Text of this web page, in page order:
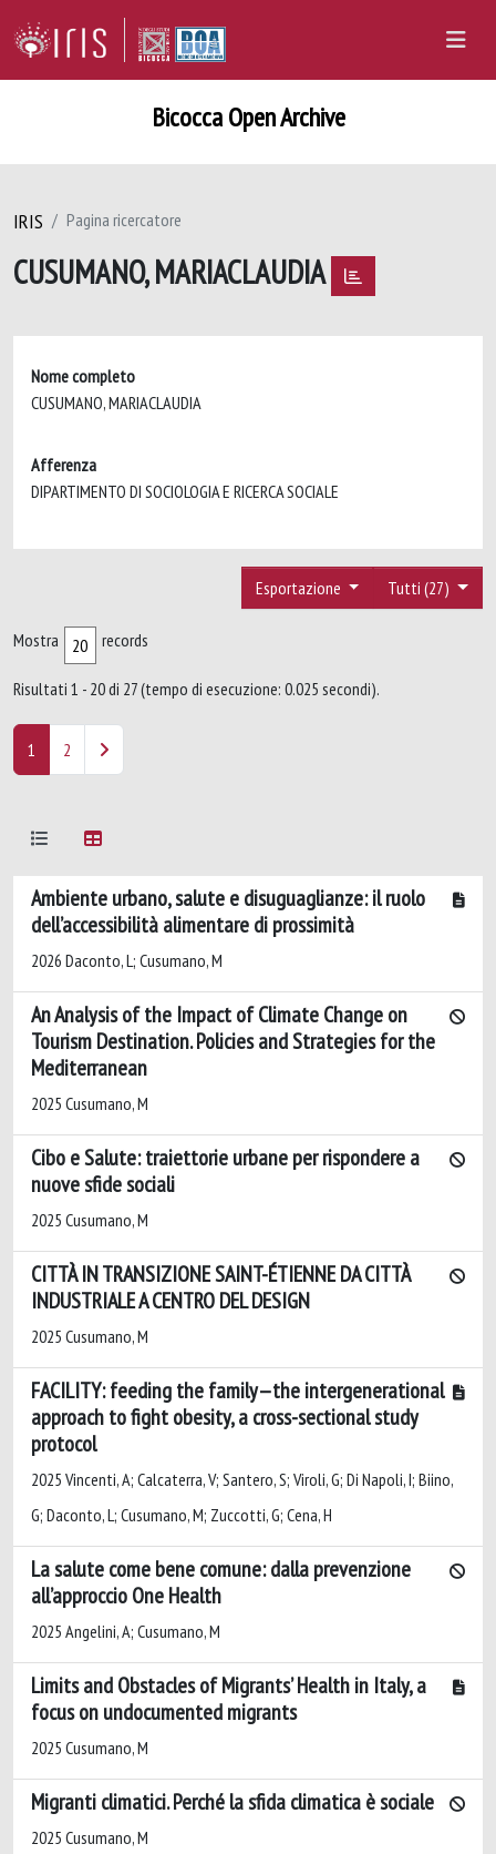
Bicocca Open Archive
IRIS Pagina ricercatore
CUSUMANO, MARIACLAUDIA
Nome completo
CUSUMANO, MARIACLAUDIA
Afferenza
DIPARTIMENTO DI SOCIOLOGIA E RICERCA SOCIALE
Tutti (27)
Esportazione
Mostra records
Risultati 1 - 20 di 27 (tempo di esecuzione: 0.025 secondi).
1 2
Ambiente urbano, salute e disuguaglianze: il ruolo
dell’accessibilità alimentare di prossimità
2026 Daconto, L; Cusumano, M
An Analysis of the Impact of Climate Change on
Tourism Destination. Policies and Strategies for the
Mediterranean
2025 Cusumano, M
Cibo e Salute: traiettorie urbane per rispondere a
nuove sfide sociali
2025 Cusumano, M
CITTÀ IN TRANSIZIONE SAINT-ÉTIENNE DA CITTÀ
INDUSTRIALE A CENTRO DEL DESIGN
2025 Cusumano, M
FACILITY: feeding the family—the intergenerational
approach to fight obesity, a cross-sectional study
protocol
2025 Vincenti, A; Calcaterra, V; Santero, S; Viroli, G; Di Napoli, I; Biino,
G; Daconto, L; Cusumano, M; Zuccotti, G; Cena, H
La salute come bene comune: dalla prevenzione
all’approccio One Health
2025 Angelini, A; Cusumano, M
Limits and Obstacles of Migrants’ Health in Italy, a
focus on undocumented migrants
2025 Cusumano, M
Migranti climatici. Perché la sfida climatica è sociale
2025 Cusumano, M